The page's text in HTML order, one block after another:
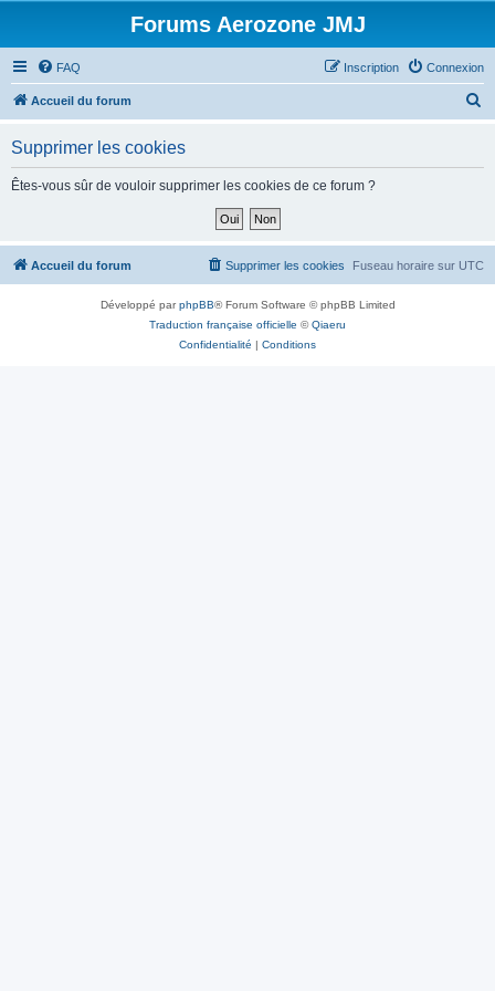
Forums Aerozone JMJ
FAQ Connexion
Inscription
Accueil du forum
h
Supprimer les cookies
Êtes-vous sûr de vouloir supprimer les cookies de ce forum ?
Accueil du forum Fuseau horaire sur UTC
Supprimer les cookies
Développé parphpBB® Forum Software © phpBB Limited
Traduction française officielle ©Qiaeru
Confidentialité | Conditions